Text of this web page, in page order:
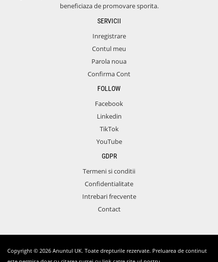
beneficiaza de promovare sporita.
SERVICII
Inregistrare
Contul meu
Parola noua
Confirma Cont
FOLLOW
Facebook
Linkedin
TikTok
YouTube
GDPR
Termeni si conditii
Confidentialitate
Intrebari frecvente
Contact
Copyright © 2026 Anuntul UK. Toate drepturile rezervate. Preluarea de continut